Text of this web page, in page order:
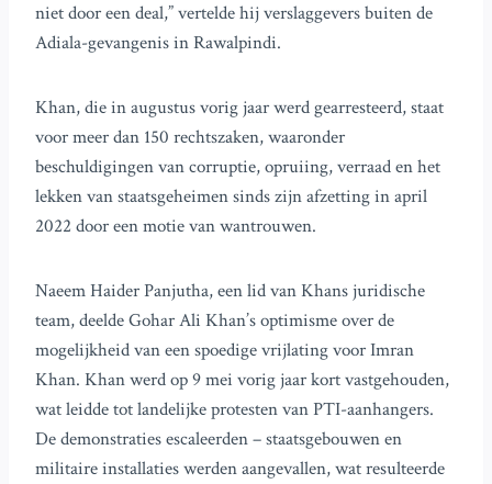
niet door een deal,” vertelde hij verslaggevers buiten de
Adiala-gevangenis in Rawalpindi.
Khan, die in augustus vorig jaar werd gearresteerd, staat
voor meer dan 150 rechtszaken, waaronder
beschuldigingen van corruptie, opruiing, verraad en het
lekken van staatsgeheimen sinds zijn afzetting in april
2022 door een motie van wantrouwen.
Naeem Haider Panjutha, een lid van Khans juridische
team, deelde Gohar Ali Khan’s optimisme over de
mogelijkheid van een spoedige vrijlating voor Imran
Khan. Khan werd op 9 mei vorig jaar kort vastgehouden,
wat leidde tot landelijke protesten van PTI-aanhangers.
De demonstraties escaleerden – staatsgebouwen en
militaire installaties werden aangevallen, wat resulteerde